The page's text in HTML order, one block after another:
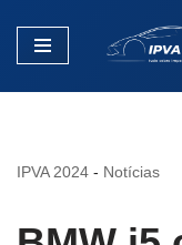
Pular
IPVA 2024 - Notícias